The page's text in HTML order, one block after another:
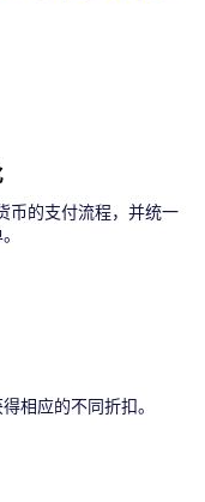
币的支付流程，并统一
相应的不同折扣。